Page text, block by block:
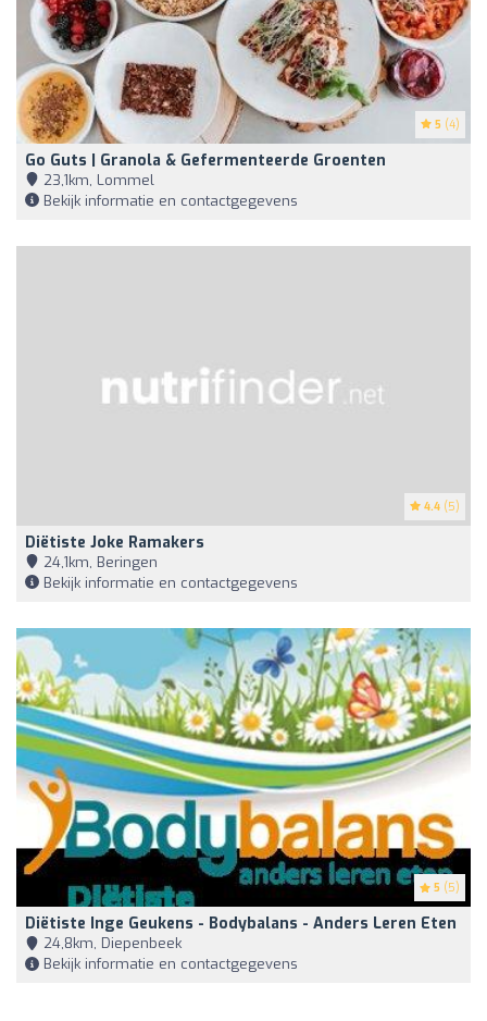
5 (4)
Go Guts | Granola & Gefermenteerde Groenten
23,1km, Lommel
Bekijk informatie en contactgegevens
4.4 (5)
Diëtiste Joke Ramakers
24,1km, Beringen
Bekijk informatie en contactgegevens
5 (5)
Diëtiste Inge Geukens - Bodybalans - Anders Leren Eten
24,8km, Diepenbeek
Bekijk informatie en contactgegevens